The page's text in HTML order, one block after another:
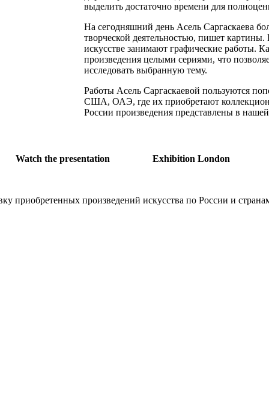
выделить достаточно времени для
На сегодняшний день Асель Саргаскаева
творческой деятельностью, пишет
искусстве занимают графические работы.
произведения целыми сериями, что
исследовать выбранную тему.
Работы Асель Саргаскаевой пользуются
США, ОАЭ, где их приобретают
России произведения представлены в
Watch the presentation Exhibition London
приобретенных произведений искусства по России и